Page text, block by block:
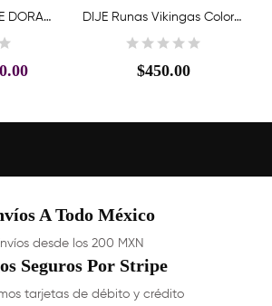
TRIQUETA GRANDE DORADA DIJE Runas Vikingas Color Negro
$450.00
A Todo México
desde los 200 MXN
Seguros Por Stripe
tarjetas de débito y crédito